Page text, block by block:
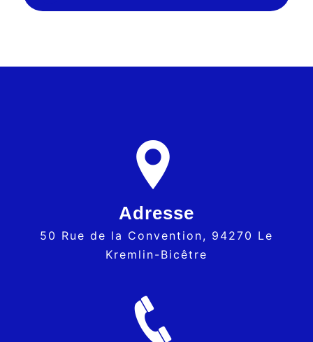
Adresse
50 Rue de la Convention, 94270 Le
Kremlin-Bicêtre